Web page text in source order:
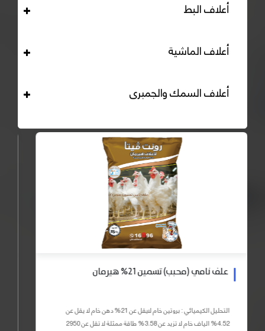
أعلاف البط
أعلاف الماشية
أعلاف السمك والجمبرى
علف نامي (محبب) تسمين 21% هيرمان
التحليل الكيميائي : بروتين خام لايقل عن 21% دهن خام لا يقل عن
4.52% الياف خام لا تزيد عن 3.58% طاقة ممثلة لا تقل عن 2950